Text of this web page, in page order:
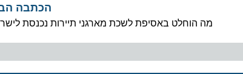
הכתבה הבאה
מה הוחלט באסיפת לשכת מארגני תיירות נכנסת לישראל?